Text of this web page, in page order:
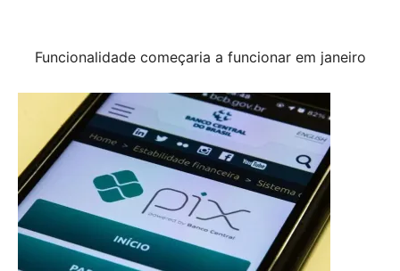
Funcionalidade começaria a funcionar em janeiro